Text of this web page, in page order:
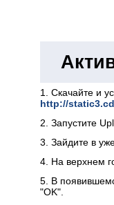
1. Скачайте и
http://
2. Запустите
3. Зайдите в
4. На верхнем
5. В
"OK".